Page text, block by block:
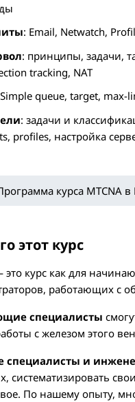
: Email, Netwatch,
: принципы, задачи,
tracking, NAT
queue, target, max-
: задачи и
profiles, настройка
курса MTCNA в
этот курс
это курс как для
работающих с
специалисты
с железом этого
специалисты и
систематизировать
По нашему опыту,